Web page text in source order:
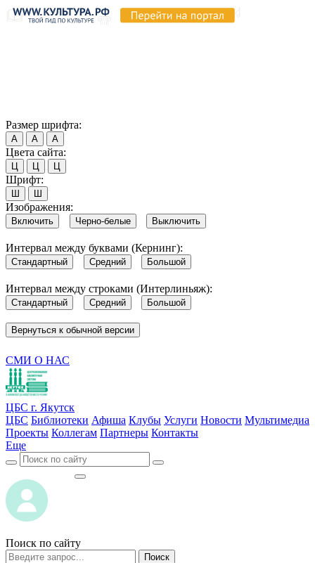
Размер шрифта:
А А А
Цвета сайта:
Ц Ц Ц
Шрифт:
Ш Ш
Изображения:
Включить Черно-белые Выключить
Интервал между буквами (Кернинг):
Стандартный Средний Большой
Интервал между строками (Интерлиньяж):
Стандартный Средний Большой
Вернуться к обычной версии
СМИ О НАС
ЦБС г. Якутск
ЦБС Библиотеки Афиша Клубы Услуги Новости Мультимедиа
Проекты Коллегам Партнеры Контакты
Еще
Поиск по сайту
Поиск